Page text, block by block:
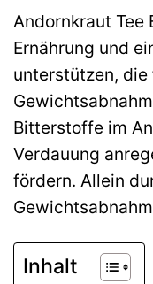
Andornkraut Tee
Ernährung und
unterstützen,
Bitterstoffe im
Verdauung
fördern. Allein
Inhalt